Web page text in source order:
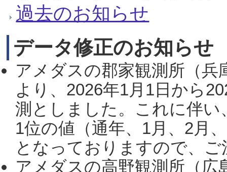
過去のお知らせ
データ修正のお知らせ
アメダスの郡家観測所（
より、2026年1月1日から
測としました。これに伴い
1位の値（通年、1月、2月
となっておりますので、
アメダスの高野観測所（